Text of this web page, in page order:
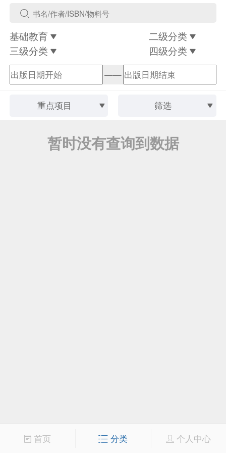
基础教育
二级分类
三级分类
四级分类
——
重点项目 筛选
暂时没有查询到数据
首页 分类 个人中心